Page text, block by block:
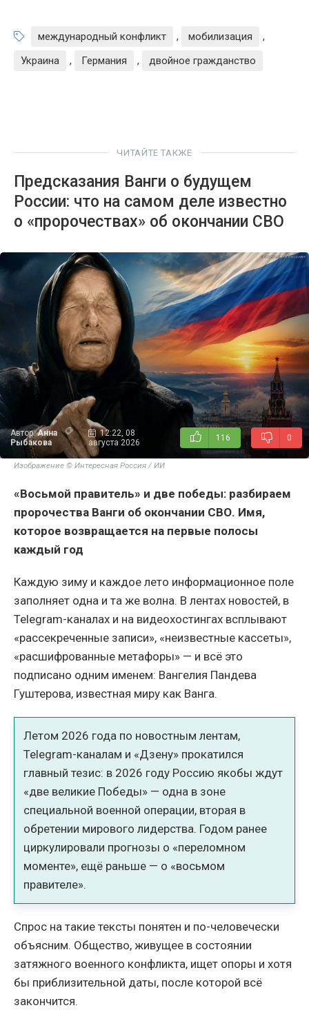
международный конфликт , мобилизация
,
Украина
, Германия , двойное гражданство
ЧИТАЙТЕ ТАКЖЕ
Предсказания Ванги о будущем
России: что на самом деле известно
о «пророчествах» об окончании СВО
Автор:Анна
Рыбакова
12:22, 08
августа 2026
116 0
Изображение © Интересная Россия / ИИ
«Восьмой правитель» и две победы: разбираем
пророчества Ванги об окончании СВО. Имя,
которое возвращается на первые полосы
каждый год
Каждую зиму и каждое лето информационное поле
заполняет одна и та же волна. В лентах новостей, в
Telegram-каналах и на видеохостингах всплывают
«рассекреченные записи», «неизвестные кассеты»,
«расшифрованные метафоры» — и всё это
подписано одним именем: Вангелия Пандева
Гуштерова, известная миру как Ванга.
Летом 2026 года по новостным лентам,
Telegram-каналам и «Дзену» прокатился
главный тезис: в 2026 году Россию якобы ждут
«две великие Победы» — одна в зоне
специальной военной операции, вторая в
обретении мирового лидерства. Годом ранее
циркулировали прогнозы о «переломном
моменте», ещё раньше — о «восьмом
правителе».
Спрос на такие тексты понятен и по-человечески
объясним. Общество, живущее в состоянии
затяжного военного конфликта, ищет опоры и хотя
бы приблизительной даты, после которой всё
закончится.